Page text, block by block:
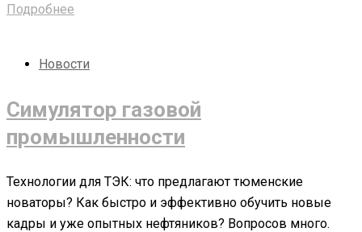
Подробнее
Новости
Симулятор газовой
промышленности
Технологии для ТЭК: что предлагают тюменские
новаторы? Как быстро и эффективно обучить новые
кадры и уже опытных нефтяников? Вопросов много.